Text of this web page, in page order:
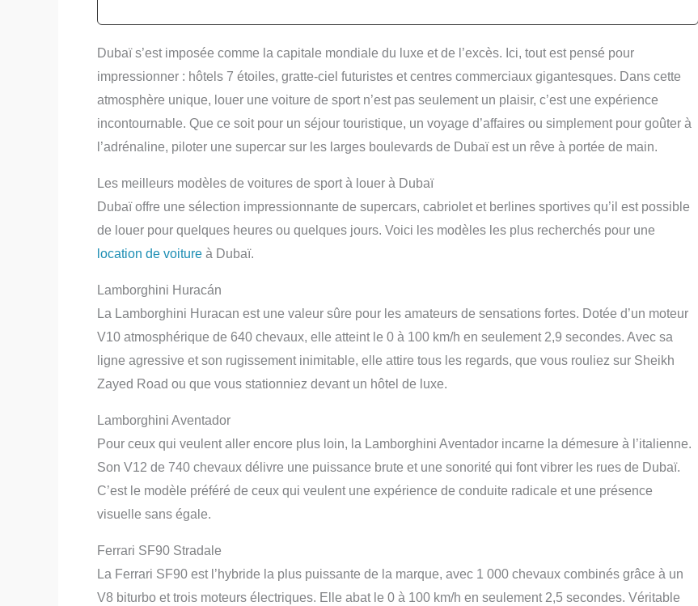
Dubaï s’est imposée comme la capitale mondiale du luxe et de l’excès. Ici, tout est pensé pour
impressionner : hôtels 7 étoiles, gratte-ciel futuristes et centres commerciaux gigantesques. Dans cette
atmosphère unique, louer une voiture de sport n’est pas seulement un plaisir, c’est une expérience
incontournable. Que ce soit pour un séjour touristique, un voyage d’affaires ou simplement pour goûter à
l’adrénaline, piloter une supercar sur les larges boulevards de Dubaï est un rêve à portée de main.
Les meilleurs modèles de voitures de sport à louer à Dubaï
Dubaï offre une sélection impressionnante de supercars, cabriolet et berlines sportives qu’il est possible
de louer pour quelques heures ou quelques jours. Voici les modèles les plus recherchés pour une
location de voiture à Dubaï.
Lamborghini Huracán
La Lamborghini Huracan est une valeur sûre pour les amateurs de sensations fortes. Dotée d’un moteur
V10 atmosphérique de 640 chevaux, elle atteint le 0 à 100 km/h en seulement 2,9 secondes. Avec sa
ligne agressive et son rugissement inimitable, elle attire tous les regards, que vous rouliez sur Sheikh
Zayed Road ou que vous stationniez devant un hôtel de luxe.
Lamborghini Aventador
Pour ceux qui veulent aller encore plus loin, la Lamborghini Aventador incarne la démesure à l’italienne.
Son V12 de 740 chevaux délivre une puissance brute et une sonorité qui font vibrer les rues de Dubaï.
C’est le modèle préféré de ceux qui veulent une expérience de conduite radicale et une présence
visuelle sans égale.
Ferrari SF90 Stradale
La Ferrari SF90 est l’hybride la plus puissante de la marque, avec 1 000 chevaux combinés grâce à un
V8 biturbo et trois moteurs électriques. Elle abat le 0 à 100 km/h en seulement 2,5 secondes. Véritable